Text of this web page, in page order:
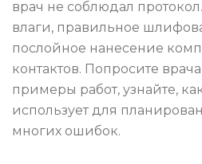
врач не соблюдал
влаги, правильное
послойное нанесение
контактов. Попросите
примеры работ, узнайте,
использует для
многих ошибок.